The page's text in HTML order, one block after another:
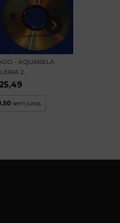
- AQUARELA
2...
sem juros